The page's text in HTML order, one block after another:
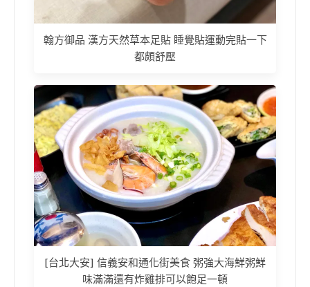
翰方御品 漢方天然草本足貼 睡覺貼運動完貼一下
都頗舒壓
[台北大安] 信義安和通化街美食 粥強大海鮮粥鮮
味滿滿還有炸雞排可以飽足一頓